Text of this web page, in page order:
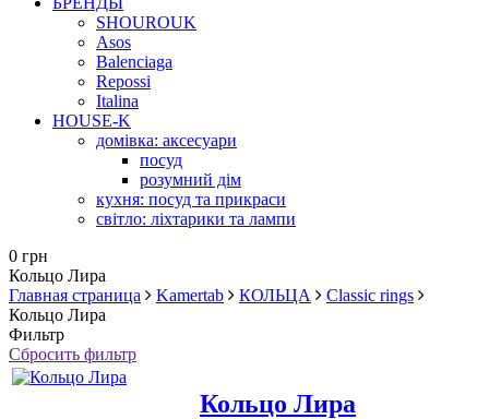
SHOUROUK
Asos
Balenciaga
Repossi
Italina
HOUSE-K
домівка: аксесуари
посуд
розумний дім
кухня: посуд та прикраси
світло: ліхтарики та лампи
0 грн
Кольцо Лира
Главная страница
Kamertab КОЛЬЦА
Classic rings
Кольцо Лира
Фильтр
Сбросить фильтр
Кольцо Лира